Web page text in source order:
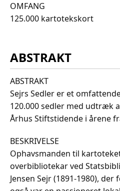
OMFANG
125.000 kartotekskort
ABSTRAKT
ABSTRAKT
Sejrs Sedler er et
120.000 sedler med
Århus Stiftstidende i årene
BESKRIVELSE
Ophavsmanden til
overbibliotekar ved
Jensen Sejr (1891-1980),